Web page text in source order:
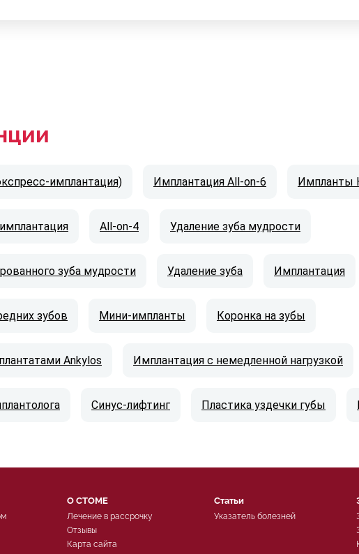
имплантация) Имплантация All-on-6 Импланты
All-on-4 Удаление зуба мудрости
зуба мудрости Удаление зуба Имплантация
зубов Мини-импланты Коронка на зубы
Ankylos Имплантация с немедленной нагрузкой
Синус-лифтинг Пластика уздечки губы
О СТОМЕ
Лечение в рассрочку
Отзывы
Карта сайта
Статьи
Указатель болезней